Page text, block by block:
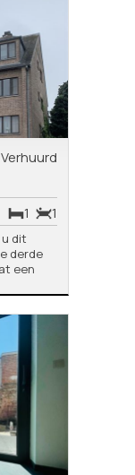
Verhuurd
1
1
dit
derde
een